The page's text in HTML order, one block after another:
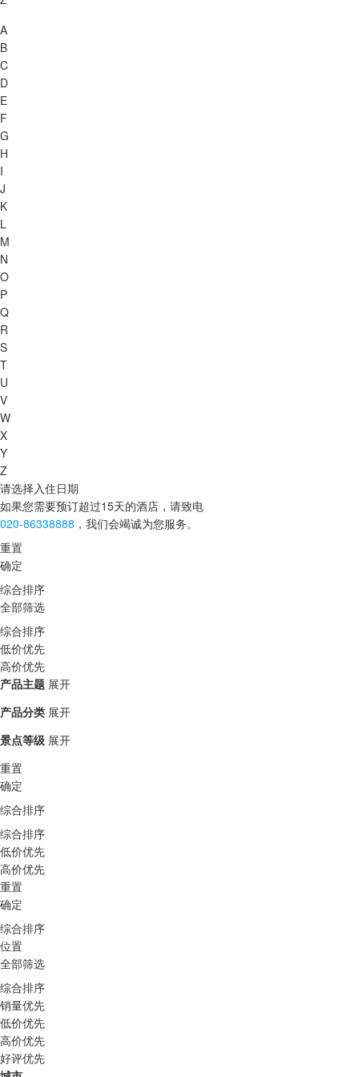
A
B
C
D
E
F
G
H
I
J
K
L
M
N
O
P
Q
R
S
T
U
V
W
X
Y
Z
请选择入住日期
如果您需要预订超过15天的酒店，请致电
020-86338888 ，我们会竭诚为您服务。
重置
确定
综合排序
全部筛选
综合排序
低价优先
高价优先
产品主题 展开
产品分类 展开
景点等级 展开
重置
确定
综合排序
综合排序
低价优先
高价优先
重置
确定
综合排序
位置
全部筛选
综合排序
销量优先
低价优先
高价优先
好评优先